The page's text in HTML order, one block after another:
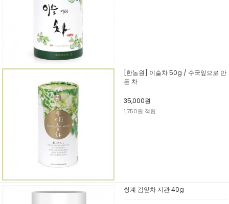
[한농원] 이슬차 50g / 수국잎으로 만
든 차
35,000원
1,750원 적립
쌍계 감잎차 지관 40g